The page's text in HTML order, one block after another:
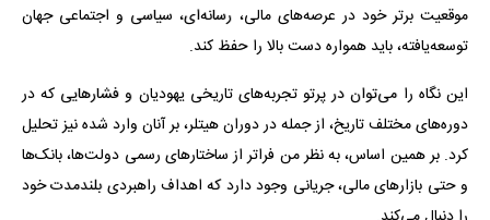
موقعیت برتر خود در عرصه‌های مالی، رسانه‌ای، سیاسی و اجتماعی جهان
توسعه‌یافته، باید همواره دست بالا را حفظ کند.
این نگاه را می‌توان در پرتو تجربه‌های تاریخی یهودیان و فشارهایی که در
دوره‌های مختلف تاریخ، از جمله در دوران هیتلر، بر آنان وارد شده نیز تحلیل
کرد. بر همین اساس، به نظر من فراتر از ساختارهای رسمی دولت‌ها، بانک‌ها
و حتی بازارهای مالی، جریانی وجود دارد که اهداف راهبردی بلندمدت خود